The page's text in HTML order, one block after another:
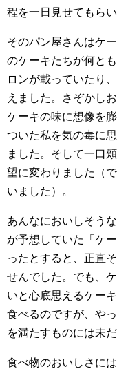
程を一日見せてもらい
そのパン屋さんはケ
のケーキたちが何と
ロンが載っていたり
えました。さぞかし
ケーキの味に想像を
ついた私を気の毒に
ました。そして一口
望に変わりました（
いました）。
あんなにおいしそう
が予想していた「ケ
ったとすると、正直
せんでした。でも、
いと心底思えるケー
食べるのですが、や
を満たすものには未
食べ物のおいしさに